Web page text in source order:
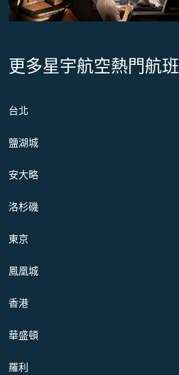
更多星宇航空熱門航班
台北
鹽湖城
安大略
洛杉磯
東京
鳳凰城
香港
華盛頓
羅利